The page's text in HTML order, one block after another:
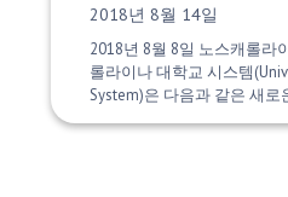
게시 날짜:
2018년 8월 14일
2018년 8월 8일 노스캐롤라
롤라이나 대학교 시스템
System)은 다음과 같은 새